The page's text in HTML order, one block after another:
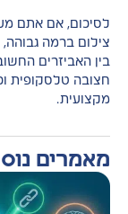
לסיכום, אם אתם
צילום ברמה
בין האביזרים
חצובה טלסקופית
מקצועית.
מאמרים